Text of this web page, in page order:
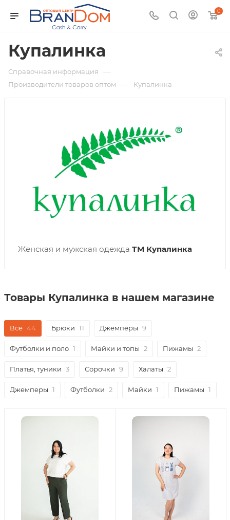
0
Купалинка
Справочная информация —
Производители товаров оптом — Купалинка
Женская и мужская одежда ТМ Купалинка
Товары Купалинка в нашем магазине
Все 44 Брюки 11 Джемперы 9
Футболки и поло 1 Майки и топы 2 Пижамы 2
Платья, туники 3 Сорочки 9 Халаты 2
Джемперы 1 Футболки 2 Майки 1 Пижамы 1